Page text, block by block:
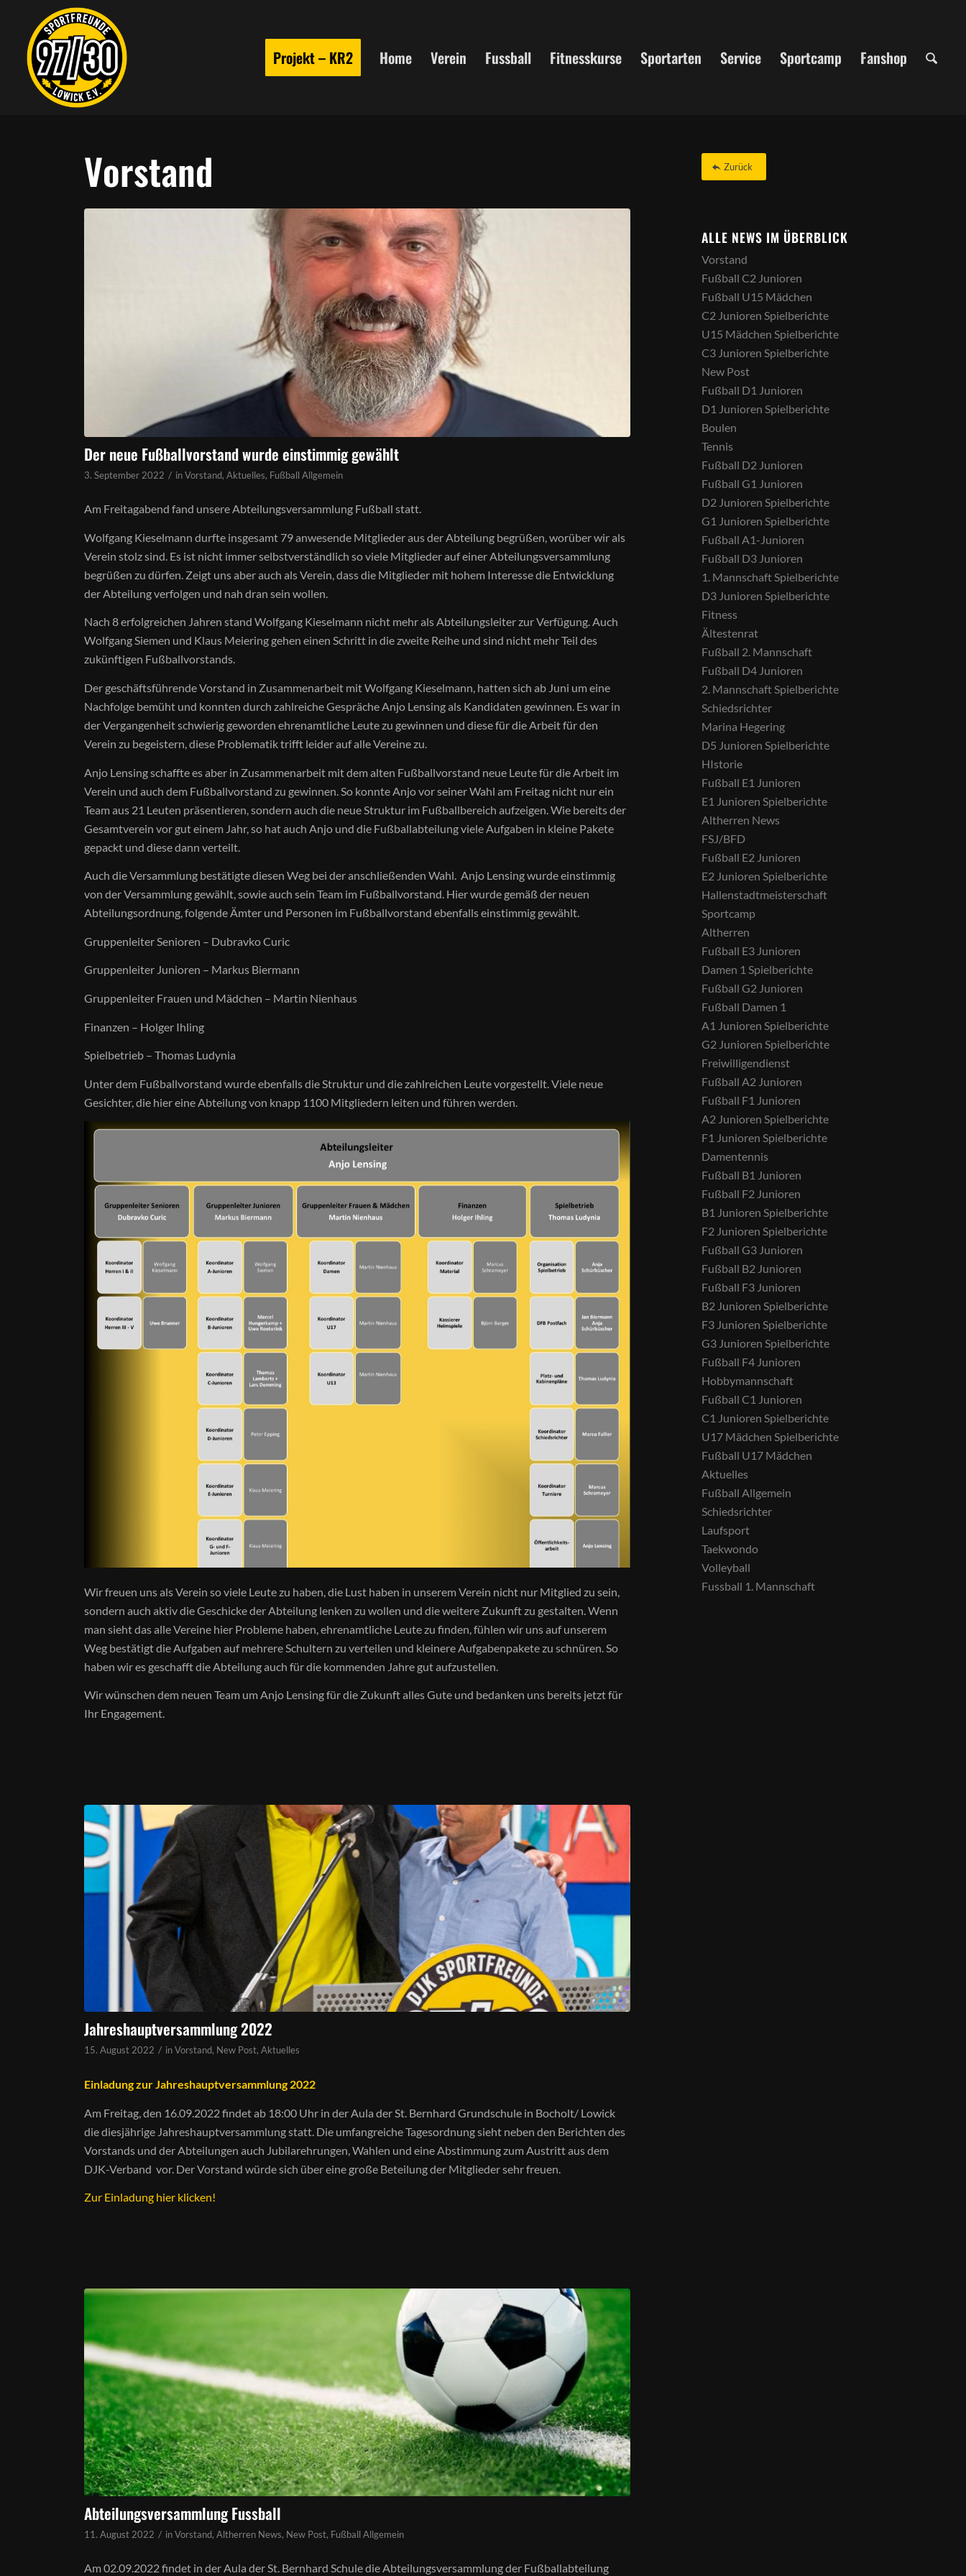
Projekt – KR2 Home Verein Fussball Fitnesskurse Sportarten Service Sportcamp Fanshop
Vorstand
Der neue Fußballvorstand wurde einstimmig gewählt
3. September 2022 / inVorstand,Aktuelles, Fußball Allgemein
Am Freitagabend fand unsere Abteilungsversammlung Fußball statt.
Wolfgang Kieselmann durfte insgesamt 79 anwesende Mitglieder aus der Abteilung begrüßen, worüber wir als
Verein stolz sind. Es ist nicht immer selbstverständlich so viele Mitglieder auf einer Abteilungsversammlung
begrüßen zu dürfen. Zeigt uns aber auch als Verein, dass die Mitglieder mit hohem Interesse die Entwicklung
der Abteilung verfolgen und nah dran sein wollen.
Nach 8 erfolgreichen Jahren stand Wolfgang Kieselmann nicht mehr als Abteilungsleiter zur Verfügung. Auch
Wolfgang Siemen und Klaus Meiering gehen einen Schritt in die zweite Reihe und sind nicht mehr Teil des
zukünftigen Fußballvorstands.
Der geschäftsführende Vorstand in Zusammenarbeit mit Wolfgang Kieselmann, hatten sich ab Juni um eine
Nachfolge bemüht und konnten durch zahlreiche Gespräche Anjo Lensing als Kandidaten gewinnen. Es war in
der Vergangenheit schwierig geworden ehrenamtliche Leute zu gewinnen und diese für die Arbeit für den
Verein zu begeistern, diese Problematik trifft leider auf alle Vereine zu.
Anjo Lensing schaffte es aber in Zusammenarbeit mit dem alten Fußballvorstand neue Leute für die Arbeit im
Verein und auch dem Fußballvorstand zu gewinnen. So konnte Anjo vor seiner Wahl am Freitag nicht nur ein
Team aus 21 Leuten präsentieren, sondern auch die neue Struktur im Fußballbereich aufzeigen. Wie bereits der
Gesamtverein vor gut einem Jahr, so hat auch Anjo und die Fußballabteilung viele Aufgaben in kleine Pakete
gepackt und diese dann verteilt.
Auch die Versammlung bestätigte diesen Weg bei der anschließenden Wahl. Anjo Lensing wurde einstimmig
von der Versammlung gewählt, sowie auch sein Team im Fußballvorstand. Hier wurde gemäß der neuen
Abteilungsordnung, folgende Ämter und Personen im Fußballvorstand ebenfalls einstimmig gewählt.
Gruppenleiter Senioren – Dubravko Curic
Gruppenleiter Junioren – Markus Biermann
Gruppenleiter Frauen und Mädchen – Martin Nienhaus
Finanzen – Holger Ihling
Spielbetrieb – Thomas Ludynia
Unter dem Fußballvorstand wurde ebenfalls die Struktur und die zahlreichen Leute vorgestellt. Viele neue
Gesichter, die hier eine Abteilung von knapp 1100 Mitgliedern leiten und führen werden.
Wir freuen uns als Verein so viele Leute zu haben, die Lust haben in unserem Verein nicht nur Mitglied zu sein,
sondern auch aktiv die Geschicke der Abteilung lenken zu wollen und die weitere Zukunft zu gestalten. Wenn
man sieht das alle Vereine hier Probleme haben, ehrenamtliche Leute zu finden, fühlen wir uns auf unserem
Weg bestätigt die Aufgaben auf mehrere Schultern zu verteilen und kleinere Aufgabenpakete zu schnüren. So
haben wir es geschafft die Abteilung auch für die kommenden Jahre gut aufzustellen.
Wir wünschen dem neuen Team um Anjo Lensing für die Zukunft alles Gute und bedanken uns bereits jetzt für
Ihr Engagement.
Jahreshauptversammlung 2022
15. August 2022 / inVorstand, New Post,Aktuelles
Einladung zur Jahreshauptversammlung 2022
Am Freitag, den 16.09.2022 findet ab 18:00 Uhr in der Aula der St. Bernhard Grundschule in Bocholt/ Lowick
die diesjährige Jahreshauptversammlung statt. Die umfangreiche Tagesordnung sieht neben den Berichten des
Vorstands und der Abteilungen auch Jubilarehrungen, Wahlen und eine Abstimmung zum Austritt aus dem
DJK-Verband vor. Der Vorstand würde sich über eine große Beteilung der Mitglieder sehr freuen.
Zur Einladung hier klicken!
Abteilungsversammlung Fussball
11. August 2022 / inVorstand,Altherren News, New Post, Fußball Allgemein
Am 02.09.2022 findet in der Aula der St. Bernhard Schule die Abteilungsversammlung der Fußballabteilung
Zurück
ALLE NEWS IM ÜBERBLICK
Vorstand
Fußball C2 Junioren
Fußball U15 Mädchen
C2 Junioren Spielberichte
U15 Mädchen Spielberichte
C3 Junioren Spielberichte
New Post
Fußball D1 Junioren
D1 Junioren Spielberichte
Boulen
Tennis
Fußball D2 Junioren
Fußball G1 Junioren
D2 Junioren Spielberichte
G1 Junioren Spielberichte
Fußball A1-Junioren
Fußball D3 Junioren
1. Mannschaft Spielberichte
D3 Junioren Spielberichte
Fitness
Ältestenrat
Fußball 2. Mannschaft
Fußball D4 Junioren
2. Mannschaft Spielberichte
Schiedsrichter
Marina Hegering
D5 Junioren Spielberichte
HIstorie
Fußball E1 Junioren
E1 Junioren Spielberichte
Altherren News
FSJ/BFD
Fußball E2 Junioren
E2 Junioren Spielberichte
Hallenstadtmeisterschaft
Sportcamp
Altherren
Fußball E3 Junioren
Damen 1 Spielberichte
Fußball G2 Junioren
Fußball Damen 1
A1 Junioren Spielberichte
G2 Junioren Spielberichte
Freiwilligendienst
Fußball A2 Junioren
Fußball F1 Junioren
A2 Junioren Spielberichte
F1 Junioren Spielberichte
Damentennis
Fußball B1 Junioren
Fußball F2 Junioren
B1 Junioren Spielberichte
F2 Junioren Spielberichte
Fußball G3 Junioren
Fußball B2 Junioren
Fußball F3 Junioren
B2 Junioren Spielberichte
F3 Junioren Spielberichte
G3 Junioren Spielberichte
Fußball F4 Junioren
Hobbymannschaft
Fußball C1 Junioren
C1 Junioren Spielberichte
U17 Mädchen Spielberichte
Fußball U17 Mädchen
Aktuelles
Fußball Allgemein
Schiedsrichter
Laufsport
Taekwondo
Volleyball
Fussball 1. Mannschaft